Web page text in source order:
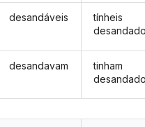
desandáveis
desandavam
tínheis
desandado
tinham
desandado